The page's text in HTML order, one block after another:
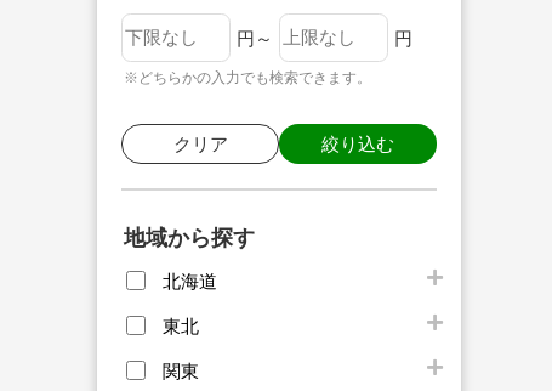
円～ 円
※どちらかの入力でも検索できます。
クリア 絞り込む
地域から探す
北海道
東北
関東